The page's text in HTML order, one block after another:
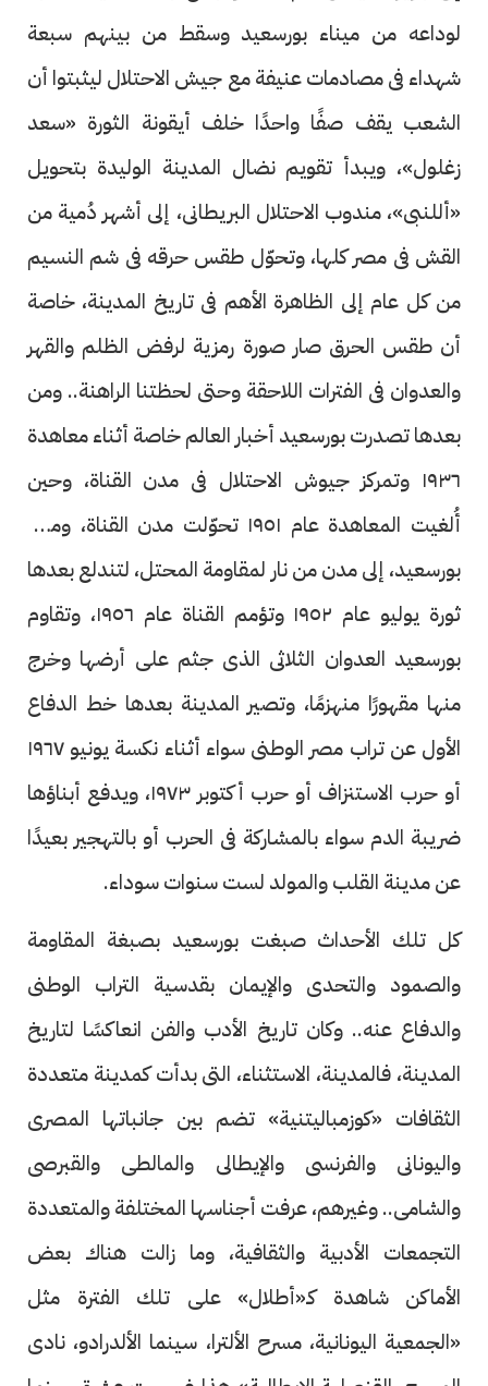
لوداعه من ميناء بورسعيد وسقط من بينهم سبعة
شهداء فى مصادمات عنيفة مع جيش الاحتلال ليثبتوا أن
الشعب يقف صفًا واحدًا خلف أيقونة الثورة «سعد
زغلول»، ويبدأ تقويم نضال المدينة الوليدة بتحويل
«أللنبى»، مندوب الاحتلال البريطانى، إلى أشهر دُمية من
القش فى مصر كلها، وتحوّل طقس حرقه فى شم النسيم
من كل عام إلى الظاهرة الأهم فى تاريخ المدينة، خاصة
أن طقس الحرق صار صورة رمزية لرفض الظلم والقهر
والعدوان فى الفترات اللاحقة وحتى لحظتنا الراهنة.. ومن
بعدها تصدرت بورسعيد أخبار العالم خاصة أثناء معاهدة
١٩٣٦ وتمركز جيوش الاحتلال فى مدن القناة، وحين
أُلغيت المعاهدة عام ١٩٥١ تحوّلت مدن القناة، ومنها
بورسعيد، إلى مدن من نار لمقاومة المحتل، لتندلع بعدها
ثورة يوليو عام ١٩٥٢ وتؤمم القناة عام ١٩٥٦، وتقاوم
بورسعيد العدوان الثلاثى الذى جثم على أرضها وخرج
منها مقهورًا منهزمًا، وتصير المدينة بعدها خط الدفاع
الأول عن تراب مصر الوطنى سواء أثناء نكسة يونيو ١٩٦٧
أو حرب الاستنزاف أو حرب أكتوبر ١٩٧٣، ويدفع أبناؤها
ضريبة الدم سواء بالمشاركة فى الحرب أو بالتهجير بعيدًا
عن مدينة القلب والمولد لست سنوات سوداء.
كل تلك الأحداث صبغت بورسعيد بصبغة المقاومة
والصمود والتحدى والإيمان بقدسية التراب الوطنى
والدفاع عنه.. وكان تاريخ الأدب والفن انعاكسًا لتاريخ
المدينة، فالمدينة، الاستثناء، التى بدأت كمدينة متعددة
الثقافات «كوزمباليتنية» تضم بين جانباتها المصرى
واليونانى والفرنسى والإيطالى والمالطى والقبرصى
والشامى.. وغيرهم، عرفت أجناسها المختلفة والمتعددة
التجمعات الأدبية والثقافية، وما زالت هناك بعض
الأماكن شاهدة كـ«أطلال» على تلك الفترة مثل
«الجمعية اليونانية، مسرح الألترا، سينما الألدرادو، نادى